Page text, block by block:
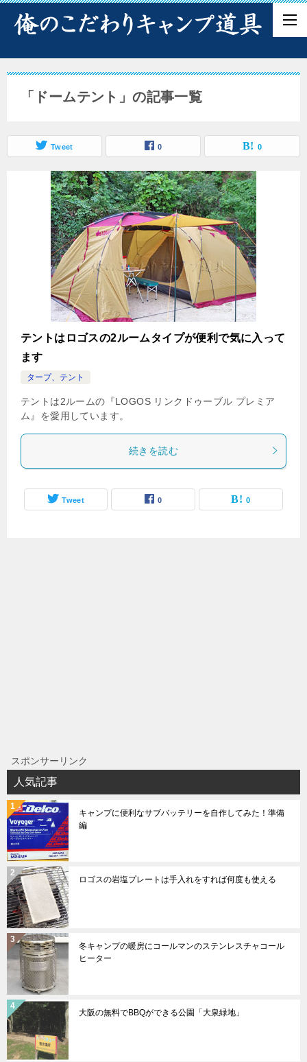
「ドームテント」の記事一覧
Tweet 0 0
テントはロゴスの2ルームタイプが便利で気に入って
ます
タープ、テント
テントは2ルームの『LOGOS リンクドゥーブル プレミア
ム』を愛用しています。
続きを読む
Tweet 0 0
スポンサーリンク
人気記事
キャンプに便利なサブバッテリーを自作してみた！準備
編
ロゴスの岩塩プレートは手入れをすれば何度も使える
冬キャンプの暖房にコールマンのステンレスチャコール
ヒーター
大阪の無料でBBQができる公園「大泉緑地」